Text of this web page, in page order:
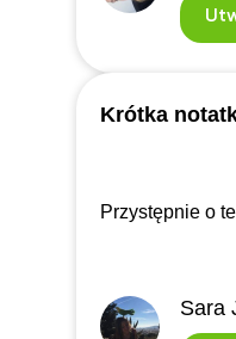
Krótka
Przystępnie o
Sara